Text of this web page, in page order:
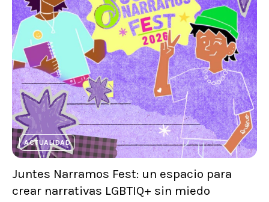
ACTUALIDAD
Juntes Narramos Fest: un espacio para
crear narrativas LGBTIQ+ sin miedo